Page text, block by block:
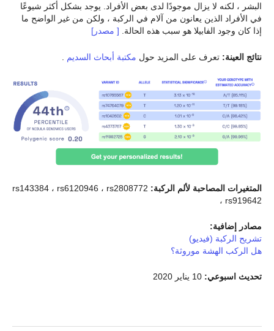
البشر ، لكنه لا يزال موجودًا لدى بعض الأفراد. يوجد بشكل أكثر شيوعًا
في الأفراد الذين يعانون من آلام في الركبة ، ولكن من غير الواضح ما
إذا كان وجود الفابيلا هو سبب هذه الحالة.
[ مصدر]
نتائج العينة: تعرف على المزيد حول مكتبة أبحاث السديم
المتغيرات المصاحبة لألم الركبة: rs143384 ، rs6120946 ، rs2808772
، rs919642
مصادر إضافية:
تشريح الركبة (فيديو)
هل الركب الهشة موروثة؟
تحديث اسبوعي: